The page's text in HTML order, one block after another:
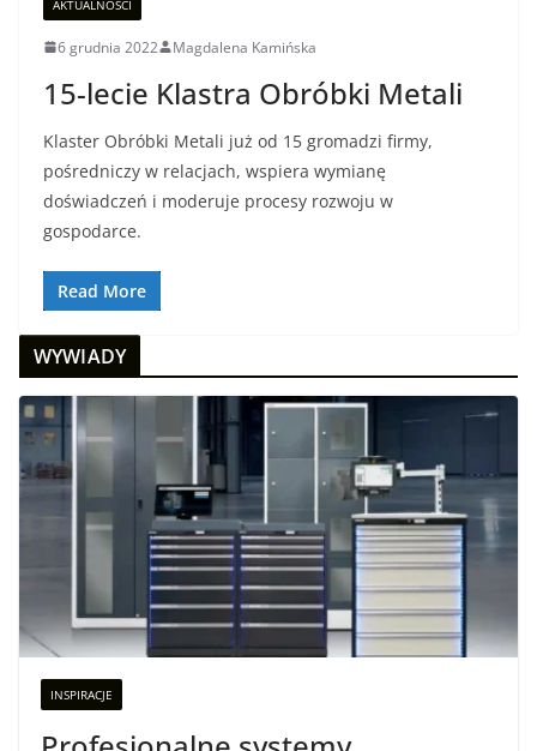
AKTUALNOŚCI
6 grudnia 2022 Magdalena Kamińska
15-lecie Klastra Obróbki Metali
Klaster Obróbki Metali już od 15 gromadzi firmy,
pośredniczy w relacjach, wspiera wymianę
doświadczeń i moderuje procesy rozwoju w
gospodarce.
Read More
WYWIADY
INSPIRACJE